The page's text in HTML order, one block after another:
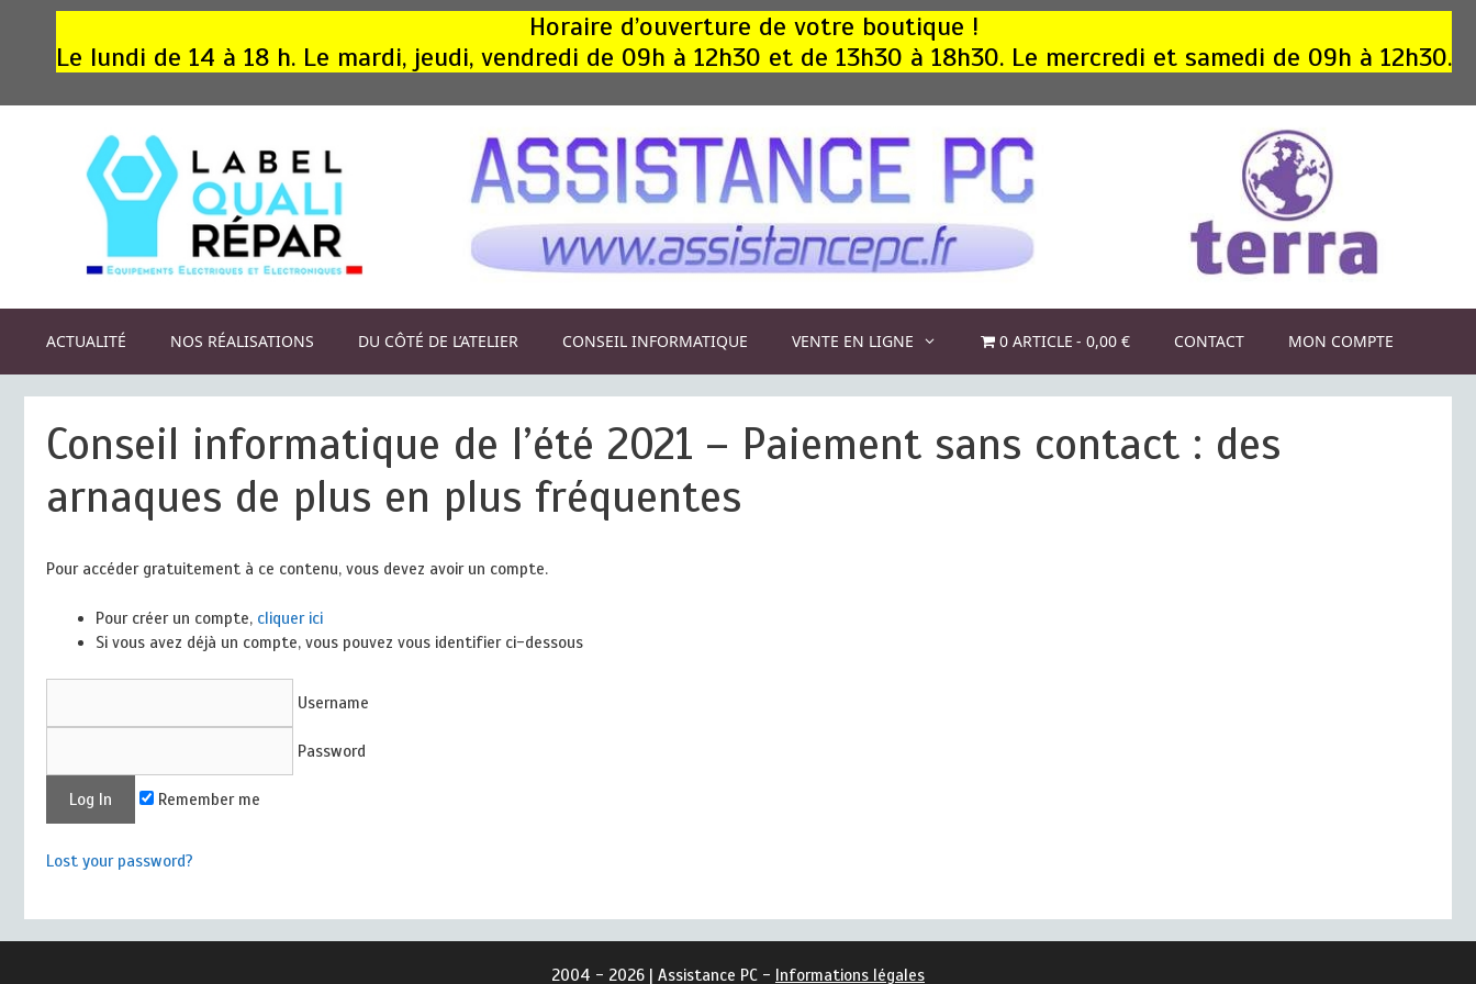
Horaire d’ouverture de votre boutique !
Le lundi de 14 à 18 h. Le mardi, jeudi, vendredi de 09h à 12h30 et de 13h30 à 18h30. Le mercredi et samedi de 09h à 12h30.
ACTUALITÉ NOS RÉALISATIONS DU CÔTÉ DE L’ATELIER CONSEIL INFORMATIQUE VENTE EN LIGNE 0 ARTICLE 0,00 € CONTACT MON COMPTE
Conseil informatique de l’été 2021 – Paiement sans contact : des
arnaques de plus en plus fréquentes
Pour accéder gratuitement à ce contenu, vous devez avoir un compte.
Pour créer un compte, cliquer ici
Si vous avez déjà un compte, vous pouvez vous identifier ci-dessous
Username
Password
Remember me
Lost your password?
2004 - 2026 | Assistance PC - Informations légales